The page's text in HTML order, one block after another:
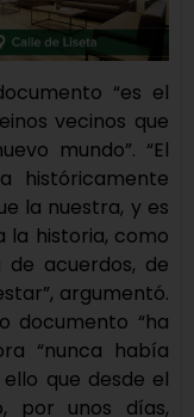
“es el
vecinos que
mundo”. “El
históricamente
la nuestra, y es
la historia, como
acuerdos, de
argumentó.
documento “ha
“nunca había
que desde el
por unos días,